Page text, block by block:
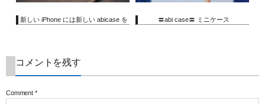
新しい iPhone には新しい abicase を 〓abi case〓 ミニケース
コメントを残す
Comment *